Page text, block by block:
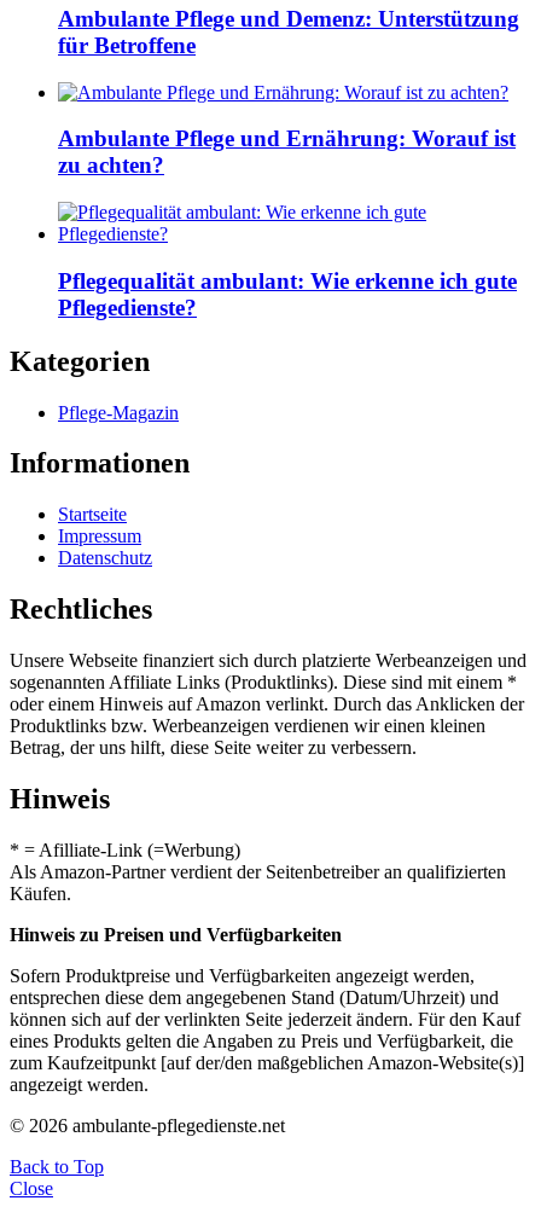
Ambulante Pflege und Demenz: Unterstützung
für Betroffene
Ambulante Pflege und Ernährung: Worauf ist
zu achten?
Pflegequalität ambulant: Wie erkenne ich gute
Pflegedienste?
Kategorien
Pflege-Magazin
Informationen
Startseite
Impressum
Datenschutz
Rechtliches
Unsere Webseite finanziert sich durch platzierte Werbeanzeigen und
sogenannten Affiliate Links (Produktlinks). Diese sind mit einem *
oder einem Hinweis auf Amazon verlinkt. Durch das Anklicken der
Produktlinks bzw. Werbeanzeigen verdienen wir einen kleinen
Betrag, der uns hilft, diese Seite weiter zu verbessern.
Hinweis
* = Afilliate-Link (=Werbung)
Als Amazon-Partner verdient der Seitenbetreiber an qualifizierten
Käufen.
Hinweis zu Preisen und Verfügbarkeiten
Sofern Produktpreise und Verfügbarkeiten angezeigt werden,
entsprechen diese dem angegebenen Stand (Datum/Uhrzeit) und
können sich auf der verlinkten Seite jederzeit ändern. Für den Kauf
eines Produkts gelten die Angaben zu Preis und Verfügbarkeit, die
zum Kaufzeitpunkt [auf der/den maßgeblichen Amazon-Website(s)]
angezeigt werden.
© 2026 ambulante-pflegedienste.net
Back to Top
Close